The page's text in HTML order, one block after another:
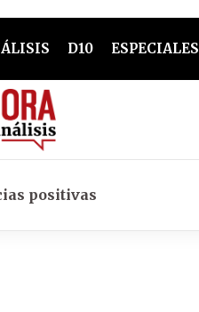
D10 ESPECIALES
positivas